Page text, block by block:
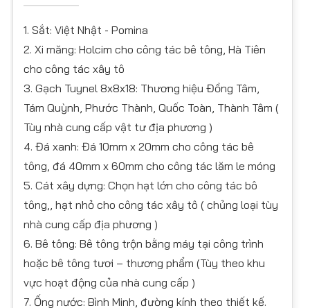
1. Sắt: Việt Nhật - Pomina
2. Xi măng: Holcim cho công tác bê tông, Hà Tiên
cho công tác xây tô
3. Gạch Tuynel 8x8x18: Thương hiệu Đồng Tâm,
Tám Quỳnh, Phước Thành, Quốc Toàn, Thành Tâm (
Tùy nhà cung cấp vật tư địa phương )
4. Đá xanh: Đá 10mm x 20mm cho công tác bê
tông, đá 40mm x 60mm cho công tác lăm le móng
5. Cát xây dựng: Chọn hạt lớn cho công tác bô
tông,, hạt nhỏ cho công tác xây tô ( chủng loại tùy
nhà cung cấp địa phương )
6. Bê tông: Bê tông trộn bằng máy tại công trình
hoặc bê tông tươi – thương phẩm (Tùy theo khu
vực hoạt động của nhà cung cấp )
7. Ống nước: Bình Minh, đường kính theo thiết kế.